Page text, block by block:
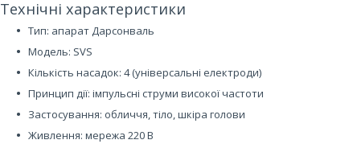
Технічні характеристики
Тип: апарат Дарсонваль
Модель: SVS
Кількість насадок: 4 (універсальні електроди)
Принцип дії: імпульсні струми високої частоти
Застосування: обличчя, тіло, шкіра голови
Живлення: мережа 220 В